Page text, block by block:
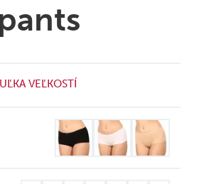
VEĽKOSTÍ